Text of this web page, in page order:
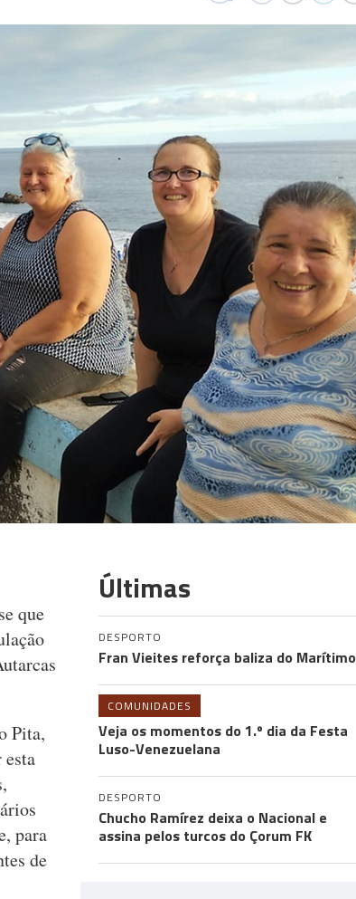
que
Pita,
para
de
Últimas
DESPORTO
Fran Vieites reforça baliza do Marítimo
COMUNIDADES
Veja os momentos do 1.º dia da Festa
Luso-Venezuelana
DESPORTO
Chucho Ramírez deixa o Nacional e
assina pelos turcos do Çorum FK